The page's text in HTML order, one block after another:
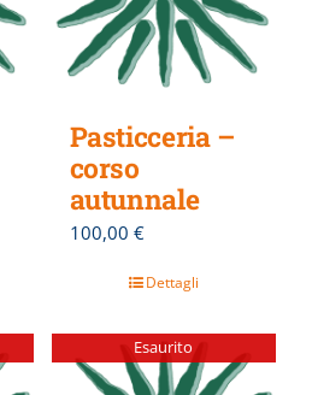
Pasticceria –
corso
autunnale
100,00 €
Dettagli
Esaurito